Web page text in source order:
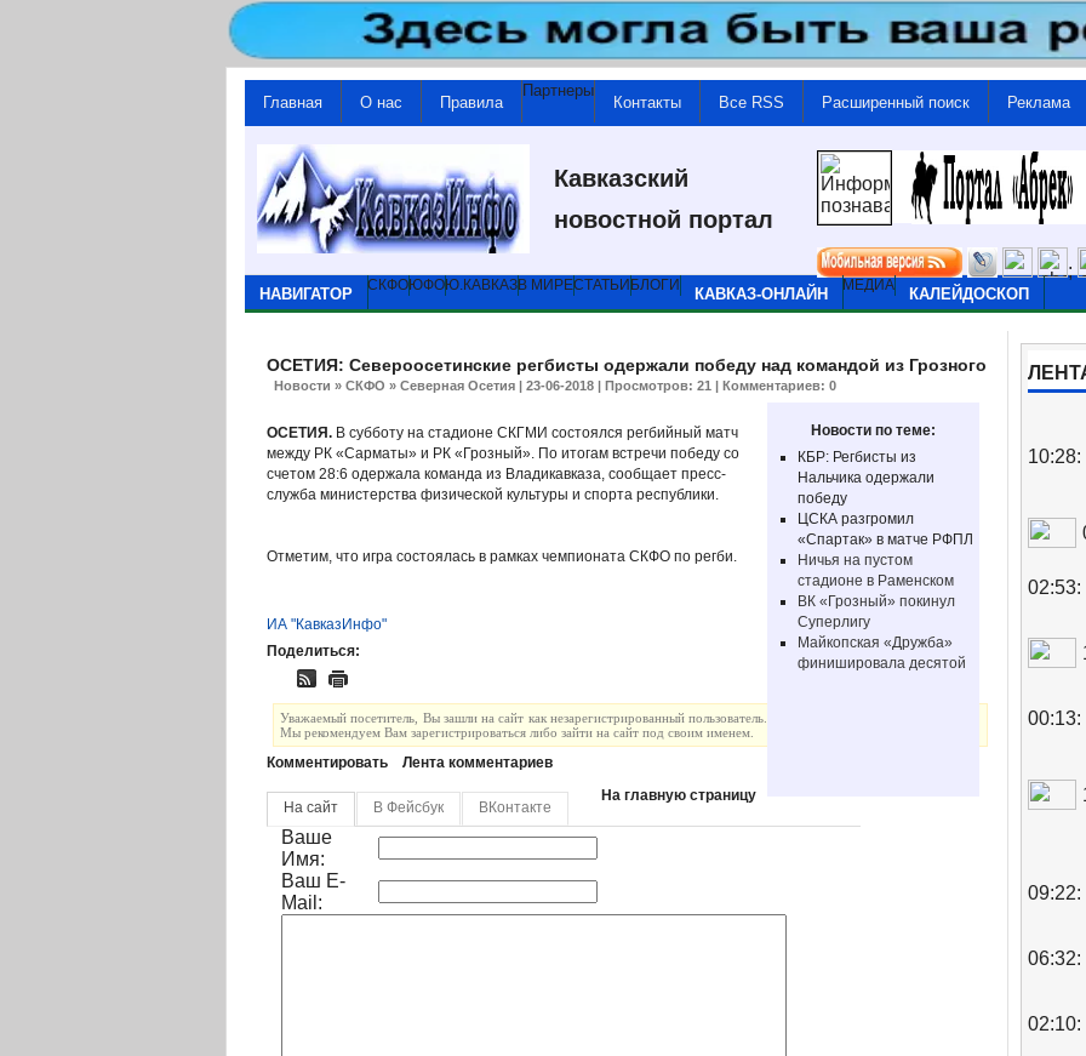
Главная О нас Правила
Партнеры
Контакты Все RSS Расширенный поиск Реклама
Кавказский
новостной портал
;
НАВИГАТОР СКФОЮФОЮ.КАВКАЗВ МИРЕСТАТЬИ БЛОГИ КАВКАЗ-ОНЛАЙН МЕДИА КАЛЕЙДОСКОП
ОСЕТИЯ: Североосетинские регбисты одержали победу над командой из Грозного
Новости » СКФО » Северная Осетия | 23-06-2018 | Просмотров: 21 | Комментариев: 0
Новости по теме:
КБР: Регбисты из
Нальчика одержали
победу
ЦСКА разгромил
«Спартак» в матче РФПЛ
Ничья на пустом
стадионе в Раменском
ВК «Грозный» покинул
Суперлигу
Майкопская «Дружба»
финишировала десятой
ОСЕТИЯ. В субботу на стадионе СКГМИ состоялся регбийный матч
между РК «Сарматы» и РК «Грозный». По итогам встречи победу со
счетом 28:6 одержала команда из Владикавказа, сообщает пресс-
служба министерства физической культуры и спорта республики.
Отметим, что игра состоялась в рамках чемпионата СКФО по регби.
ИА "КавказИнфо"
Поделиться:
Уважаемый посетитель, Вы зашли на сайт как незарегистрированный пользователь.
Мы рекомендуем Вам зарегистрироваться либо зайти на сайт под своим именем.
Комментировать Лента комментариев
На главную страницу
На сайт В Фейсбук ВКонтакте
Ваше
Имя:
Ваш E-
Mail:
10:28:
02:53:
00:13:
09:22:
06:32:
02:10: